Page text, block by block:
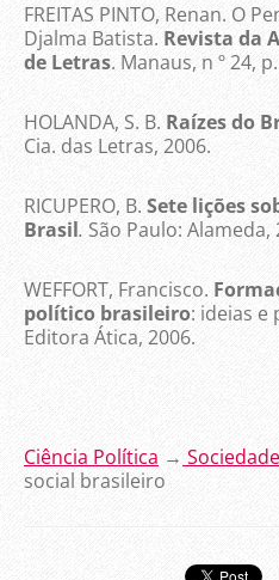
FREITAS PINTO, Renan. O
Djalma Batista. Revista da
de Letras. Manaus, n º 24,
HOLANDA, S. B. Raízes do
Cia. das Letras, 2006.
RICUPERO, B. Sete lições
Brasil. São Paulo: Alameda,
WEFFORT, Francisco.
político brasileiro: ideias e
Editora Ática, 2006.
Ciência Política →
social brasileiro